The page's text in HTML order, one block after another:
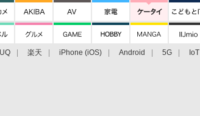
UQ 楽天 iPhone (iOS) Android 5G IoT